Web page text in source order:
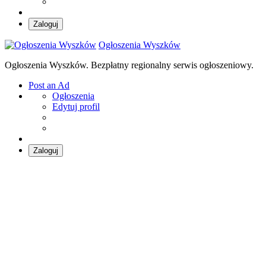
Zaloguj
Ogłoszenia Wyszków
Ogłoszenia Wyszków. Bezpłatny regionalny serwis ogłoszeniowy.
Post an Ad
Ogłoszenia
Edytuj profil
Zaloguj